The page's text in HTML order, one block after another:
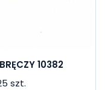
10382
szt.